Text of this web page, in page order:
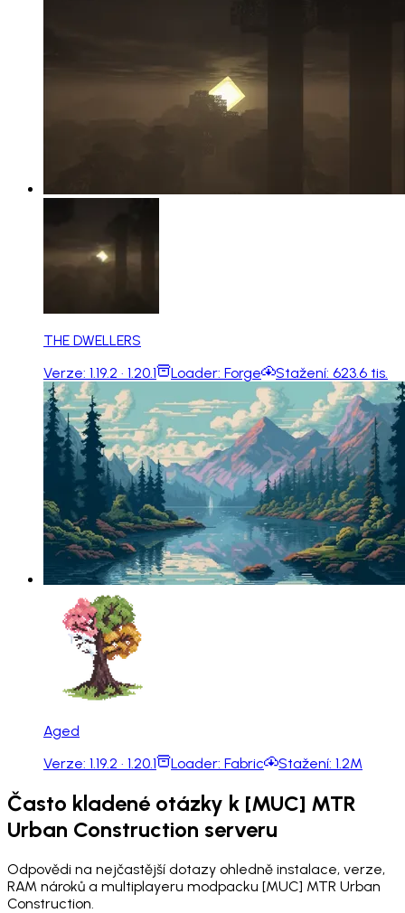
THE DWELLERS
Verze: 1.19.2 · 1.20.1 Loader: Forge Stažení: 623.6 tis.
Aged
Verze: 1.19.2 · 1.20.1 Loader: Fabric Stažení: 1.2M
Často kladené otázky k [MUC] MTR
Urban Construction serveru
Odpovědi na nejčastější dotazy ohledně instalace, verze,
RAM nároků a multiplayeru modpacku [MUC] MTR Urban
Construction.